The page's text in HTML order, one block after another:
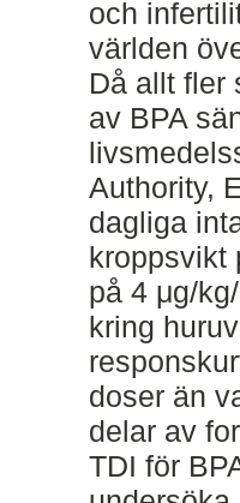
och
världen
Då allt fler
av BPA
Authority,
dagliga
kroppsvikt
på 4 μg/
kring
doser än
delar av
TDI för